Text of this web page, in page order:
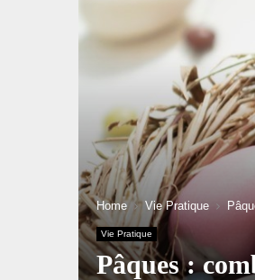
Home Vie Pratique
Vie Pratique
Pâques :